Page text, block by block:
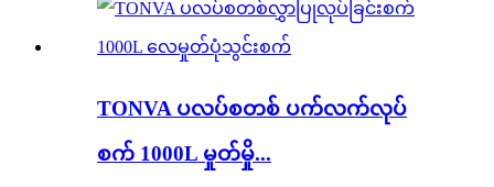
TONVA ပလပ်စတစ် ပက်လက်လုပ်
စက် 1000L မှုတ်မှို...